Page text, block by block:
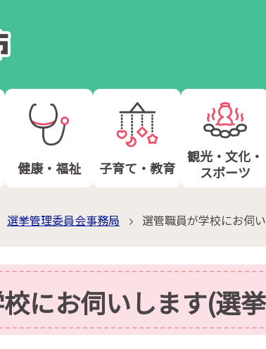
健康・福祉 子育て・教育
観光・文化・
スポーツ
選挙管理委員会事務局 選管職員が学校にお伺
にお伺いします(選